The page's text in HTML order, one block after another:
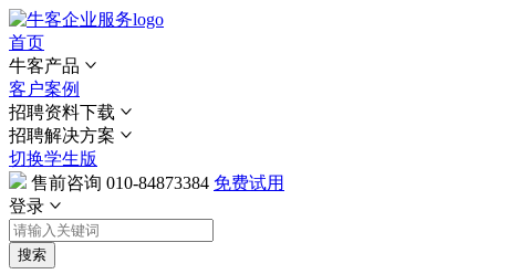
首页
牛客产品
客户案例
招聘资料下载
招聘解决方案
切换学生版
售前咨询 010-84873384 免费试用
登录
搜索